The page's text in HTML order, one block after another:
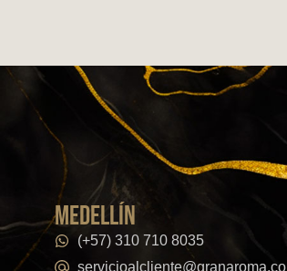
medellín
(+57) 310 710 8035
servicioalcliente@granaroma.co